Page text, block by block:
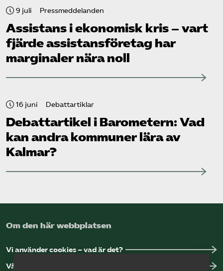
9 juli Pressmeddelanden
Assistans i ekonomisk kris – vart
fjärde assistans­företag har
marginaler nära noll
16 juni Debattartiklar
Debattartikel i Barometern: Vad
kan andra kommuner lära av
Kalmar?
Om den här webbplatsen
Vi använder cookies – vad är det?
Vår dataskyddspolicy